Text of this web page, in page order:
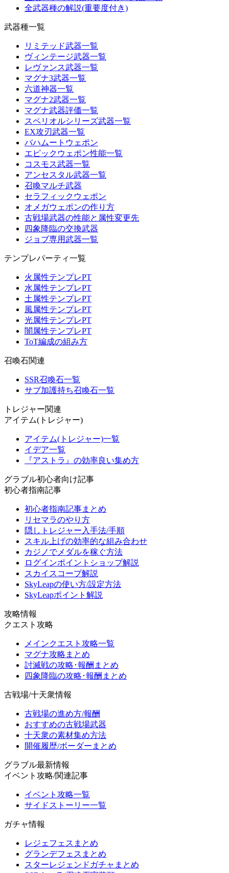
全武器種の解説(重要度付き)
武器種一覧
リミテッド武器一覧
ヴィンテージ武器一覧
レヴァンス武器一覧
マグナ3武器一覧
六道神器一覧
マグナ2武器一覧
マグナ武器評価一覧
スペリオルシリーズ武器一覧
EX攻刃武器一覧
バハムートウェポン
エピックウェポン性能一覧
コスモス武器一覧
アンセスタル武器一覧
召喚マルチ武器
セラフィックウェポン
オメガウェポンの作り方
古戦場武器の性能と属性変更先
四象降臨の交換武器
ジョブ専用武器一覧
テンプレパーティ一覧
火属性テンプレPT
水属性テンプレPT
土属性テンプレPT
風属性テンプレPT
光属性テンプレPT
闇属性テンプレPT
ToT編成の組み方
召喚石関連
SSR召喚石一覧
サブ加護持ち召喚石一覧
トレジャー関連
アイテム(トレジャー)
アイテム(トレジャー)一覧
イデア一覧
『アストラ』の効率良い集め方
グラブル初心者向け記事
初心者指南記事
初心者指南記事まとめ
リセマラのやり方
隠しトレジャー入手法/手順
スキル上げの効率的な組み合わせ
カジノでメダルを稼ぐ方法
ログインポイントショップ解説
スカイスコープ解説
SkyLeapの使い方/設定方法
SkyLeapポイント解説
攻略情報
クエスト攻略
メインクエスト攻略一覧
マグナ攻略まとめ
討滅戦の攻略･報酬まとめ
四象降臨の攻略･報酬まとめ
古戦場/十天衆情報
古戦場の進め方/報酬
おすすめの古戦場武器
十天衆の素材集め方法
開催履歴/ボーダーまとめ
グラブル最新情報
イベント攻略/関連記事
イベント攻略一覧
サイドストーリー一覧
ガチャ情報
レジェフェスまとめ
グランデフェスまとめ
スターレジェンドガチャまとめ